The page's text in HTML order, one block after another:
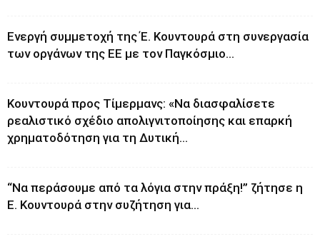
Ενεργή συμμετοχή της Έ. Κουντουρά στη συνεργασία
των οργάνων της ΕΕ με τον Παγκόσμιο...
Κουντουρά προς Τίμερμανς: «Να διασφαλίσετε
ρεαλιστικό σχέδιο απολιγνιτοποίησης και επαρκή
χρηματοδότηση για τη Δυτική...
“Να περάσουμε από τα λόγια στην πράξη!” ζήτησε η
Ε. Κουντουρά στην συζήτηση για...